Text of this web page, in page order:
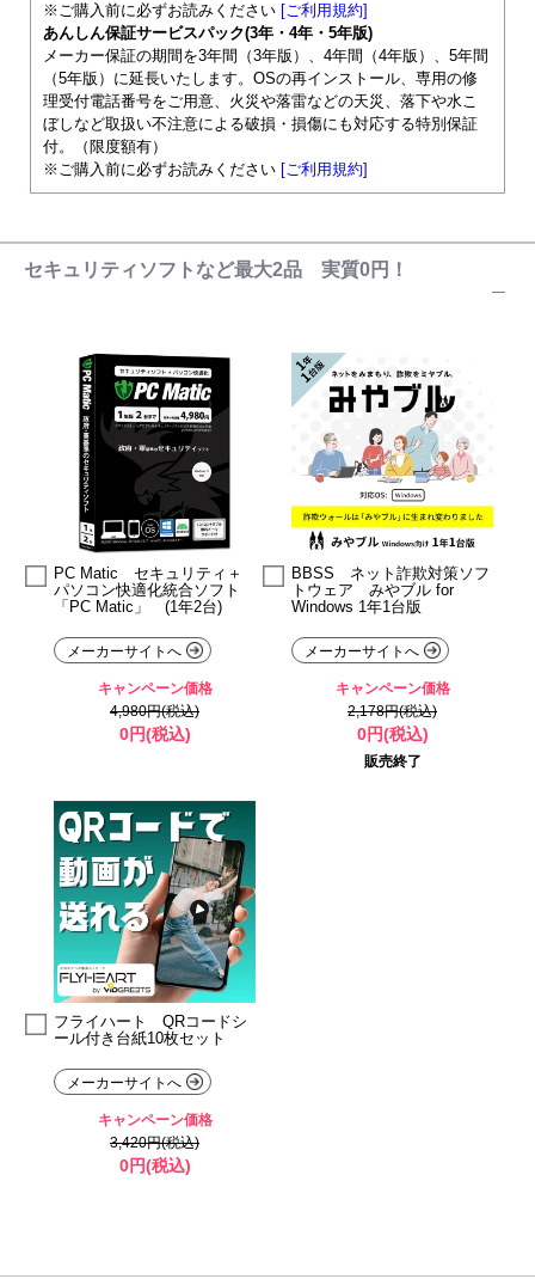
※ご購入前に必ずお読みください [ご利用規約]
あんしん保証サービスパック(3年・4年・5年版)
メーカー保証の期間を3年間（3年版）、4年間（4年版）、5年間
（5年版）に延長いたします。OSの再インストール、専用の修
理受付電話番号をご用意、火災や落雷などの天災、落下や水こ
ぼしなど取扱い不注意による破損・損傷にも対応する特別保証
付。（限度額有）
※ご購入前に必ずお読みください [ご利用規約]
セキュリティソフトなど最大2品 実質0円！
PC Matic セキュリティ＋
パソコン快適化統合ソフト
「PC Matic」 (1年2台)
メーカーサイトへ
キャンペーン価格
4,980円(税込)
0円(税込)
BBSS ネット詐欺対策ソフ
トウェア みやブル for
Windows 1年1台版
メーカーサイトへ
キャンペーン価格
2,178円(税込)
0円(税込)
販売終了
フライハート QRコードシ
ール付き台紙10枚セット
メーカーサイトへ
キャンペーン価格
3,420円(税込)
0円(税込)